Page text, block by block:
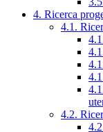
4. Ricerca
4.1.
4.2.